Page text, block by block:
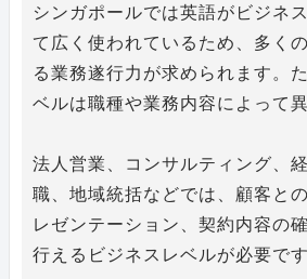
シンガポールでは英語がビジネ
て広く使われているため、多く
る業務遂行力が求められます。
ベルは職種や業務内容によって異
法人営業、コンサルティング、
職、地域統括などでは、顧客と
レゼンテーション、契約内容の
行えるビジネスレベルが必要です